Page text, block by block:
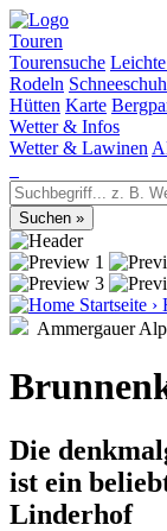
Touren
Tourensuche
Rodeln
Hütten Karte
Wetter & Infos
Wetter & Lawinen
Startseite ›
Ammergauer
Die
ist ein
Linderhof